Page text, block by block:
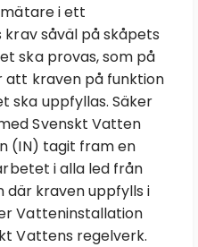
i ett
såväl på skåpets
ska provas, som på
att kraven på funktion
ska uppfyllas. Säker
Svenskt Vatten
(IN) tagit fram en
i alla led från
där kraven uppfylls i
Vatteninstallation
Vattens regelverk.